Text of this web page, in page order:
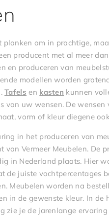
planken om in prachtige,
producent met al meer
en produceren van
modellen worden
Tafels en kasten kunnen
van uw wensen. De
vorm of kleur diegene
in het produceren van
van Vermeer Meubelen. De
in Nederland plaats. Hier
de juiste vochtpercentages
Meubelen worden na
in de gewenste kleur. In de
zie je de jarenlange ervaring